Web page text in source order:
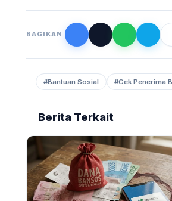
BAGIKAN
#Bantuan Sosial #Cek Penerima
Berita Terkait